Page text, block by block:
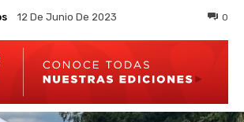
12 De Junio De 2023 0